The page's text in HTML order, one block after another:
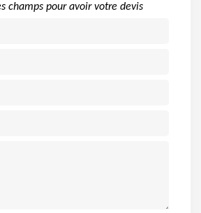
champs pour avoir votre devis